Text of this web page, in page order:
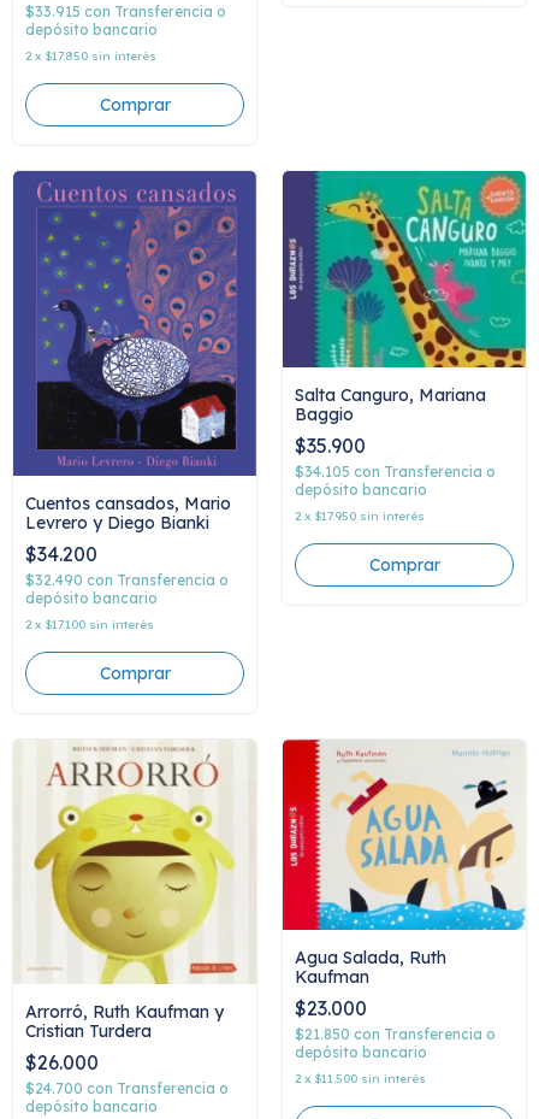
$33.915 con Transferencia o
depósito bancario
2 x $17.850 sin interés
Cuentos cansados, Mario
Levrero y Diego Bianki
$34.200
$32.490 con Transferencia o
depósito bancario
2 x $17.100 sin interés
Salta Canguro, Mariana
Baggio
$35.900
$34.105 con Transferencia o
depósito bancario
2 x $17.950 sin interés
Arrorró, Ruth Kaufman y
Cristian Turdera
$26.000
$24.700 con Transferencia o
depósito bancario
Agua Salada, Ruth
Kaufman
$23.000
$21.850 con Transferencia o
depósito bancario
2 x $11.500 sin interés